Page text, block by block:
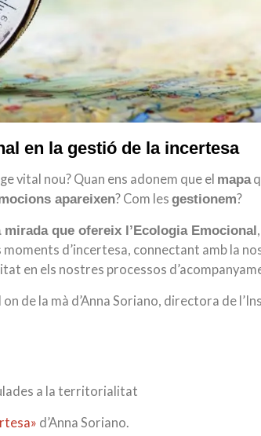
en la gestió de la incertesa
vital nou? Quan ens adonem que el mapa
apareixen? Com les gestionem?
que ofereix l’Ecologia Emocional
d’incertesa, connectant amb la
en els nostres processos
de la mà d’Anna Soriano, directora de
a la territorialitat
d’Anna Soriano.